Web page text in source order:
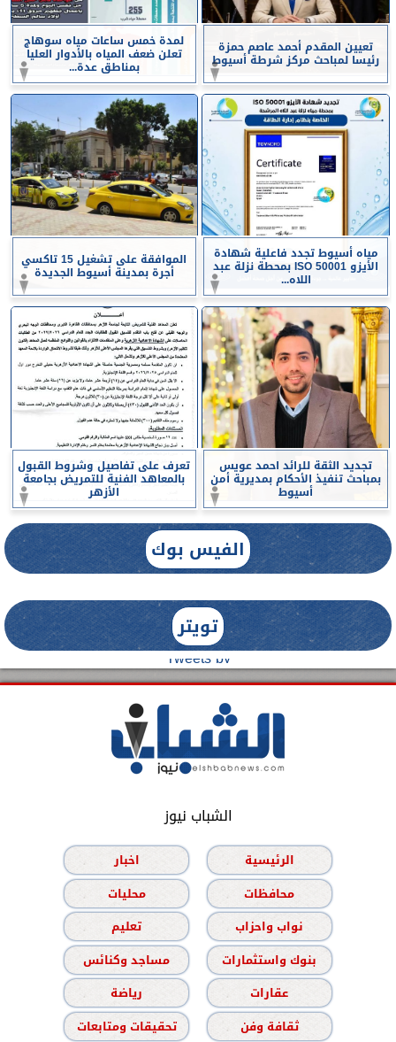
تعيين المقدم أحمد عاصم حمزة
رئيسا لمباحث مركز شرطة أسيوط
لمدة خمس ساعات مياه سوهاج
تعلن ضعف المياه بالأدوار العليا
بمناطق عدة...
مياه أسيوط تجدد فاعلية شهادة
الأيزو ISO 50001 بمحطة نزلة عبد
اللاه...
الموافقة على تشغيل 15 تاكسي
أجرة بمدينة أسيوط الجديدة
تجديد الثقة للرائد احمد عويس
بمباحث تنفيذ الأحكام بمديرية أمن
أسيوط
تعرف على تفاصيل وشروط القبول
بالمعاهد الفنية للتمريض بجامعة
الأزهر
الفيس بوك
تويتر
Tweets by
الشباب نيوز
الرئيسية
اخبار
محافظات
محليات
نواب واحزاب
تعليم
بنوك واستثمارات
مساجد وكنائس
عقارات
رياضة
ثقافة وفن
تحقيقات ومتابعات